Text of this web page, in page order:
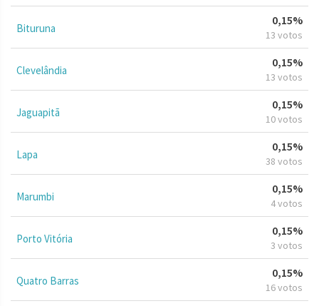
Bituruna
0,15%
13 votos
Clevelândia
0,15%
13 votos
Jaguapitã
0,15%
10 votos
Lapa
0,15%
38 votos
Marumbi
0,15%
4 votos
Porto Vitória
0,15%
3 votos
Quatro Barras
0,15%
16 votos